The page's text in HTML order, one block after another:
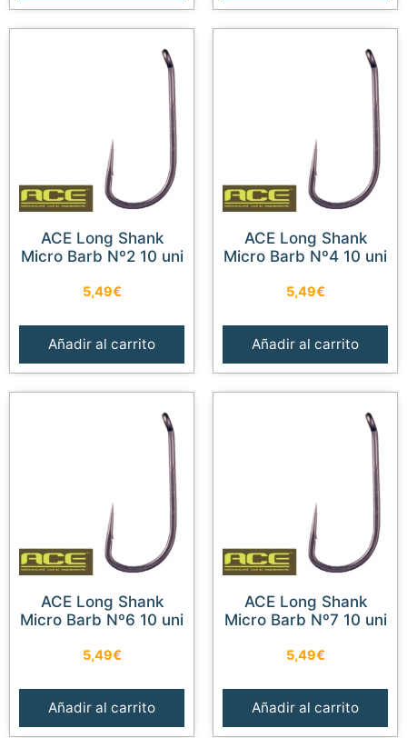
ACE Long Shank
Micro Barb Nº2 10 uni
5,49€
Añadir al carrito
ACE Long Shank
Micro Barb Nº4 10 uni
5,49€
Añadir al carrito
ACE Long Shank
Micro Barb Nº6 10 uni
5,49€
Añadir al carrito
ACE Long Shank
Micro Barb Nº7 10 uni
5,49€
Añadir al carrito